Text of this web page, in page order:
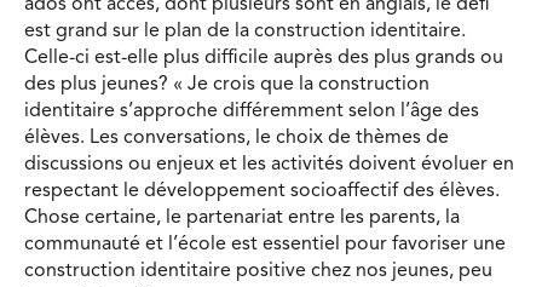
ados ont accès, dont plusieurs sont en anglais, le défi
est grand sur le plan de la construction identitaire.
Celle-ci est-elle plus difficile auprès des plus grands ou
des plus jeunes? « Je crois que la construction
identitaire s’approche différemment selon l’âge des
élèves. Les conversations, le choix de thèmes de
discussions ou enjeux et les activités doivent évoluer en
respectant le développement socioaffectif des élèves.
Chose certaine, le partenariat entre les parents, la
communauté et l’école est essentiel pour favoriser une
construction identitaire positive chez nos jeunes, peu